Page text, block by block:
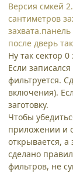
Версия смкей
сантиметров
после дверь
Ну так сектор
Если
фильтруется.
включения).
заготовку.
Чтобы
приложении и
открывается, а
сделано
фильтров, не